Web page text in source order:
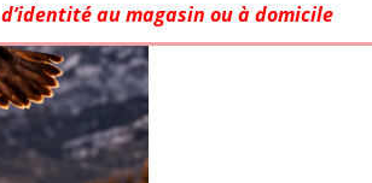
d’identité au magasin ou à domicile